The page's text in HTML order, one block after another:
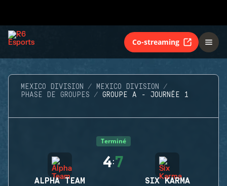
Co-streaming
MEXICO DIVISION
MEXICO DIVISION
PHASE DE GROUPES
GROUPE A - JOURNÉE 1
Terminé
ALPHA TEAM
4:7
SIX KARMA